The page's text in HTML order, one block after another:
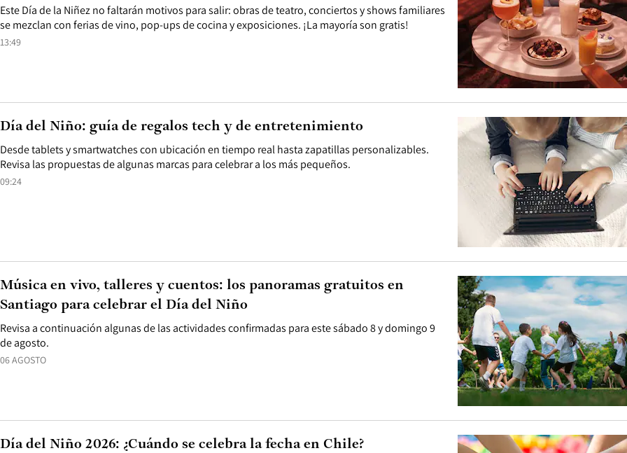
13:49
Este Día de la Niñez no faltarán motivos para salir: obras de teatro, conciertos y shows familiares
se mezclan con ferias de vino, pop-ups de cocina y exposiciones. ¡La mayoría son gratis!
09:24
Desde tablets y smartwatches con ubicación en tiempo real hasta zapatillas personalizables.
Revisa las propuestas de algunas marcas para celebrar a los más pequeños.
Día del Niño: guía de regalos tech y de entretenimiento
06 AGOSTO
Revisa a continuación algunas de las actividades confirmadas para este sábado 8 y domingo 9
de agosto.
Música en vivo, talleres y cuentos: los panoramas gratuitos en
Santiago para celebrar el Día del Niño
Día del Niño 2026: ¿Cuándo se celebra la fecha en Chile?